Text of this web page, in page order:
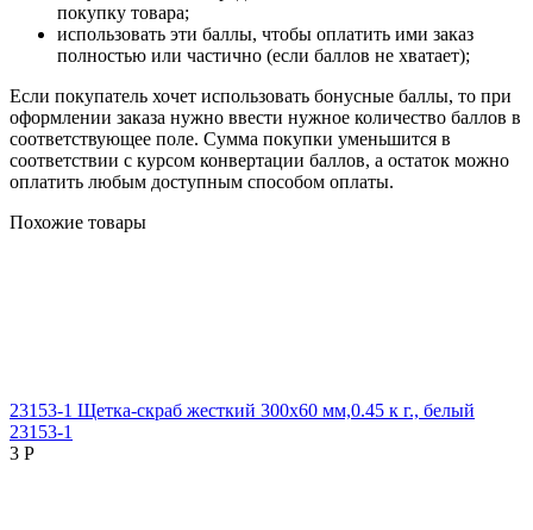
покупку товара;
использовать эти баллы, чтобы оплатить ими заказ
полностью или частично (если баллов не хватает);
Если покупатель хочет использовать бонусные баллы, то при
оформлении заказа нужно ввести нужное количество баллов в
соответствующее поле. Сумма покупки уменьшится в
соответствии с курсом конвертации баллов, а остаток можно
оплатить любым доступным способом оплаты.
Похожие товары
23153-1 Щетка-скраб жесткий 300х60 мм,0.45 к г., белый
23153-1
3 Р